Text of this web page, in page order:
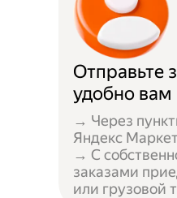
Отправьте
удобно вам
→ Через
Яндекс
→ С
заказами
или грузовой